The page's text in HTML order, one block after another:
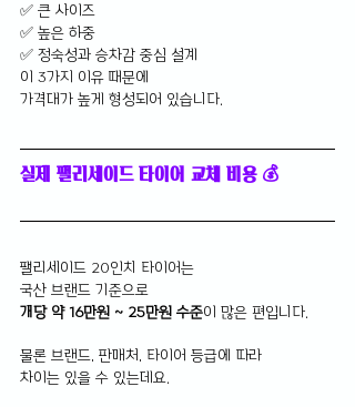
✅ 큰 사이즈
✅ 높은 하중
✅ 정숙성과 승차감 중심 설계
이 3가지 이유 때문에
가격대가 높게 형성되어 있습니다.
실제 팰리세이드 타이어 교체 비용 💰
팰리세이드 20인치 타이어는
국산 브랜드 기준으로
개당 약 16만원 ~ 25만원 수준이 많은 편입니다.
물론 브랜드, 판매처, 타이어 등급에 따라
차이는 있을 수 있는데요.